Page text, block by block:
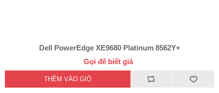
Dell PowerEdge XE9680 Platinum 8562Y+
Gọi để biết giá